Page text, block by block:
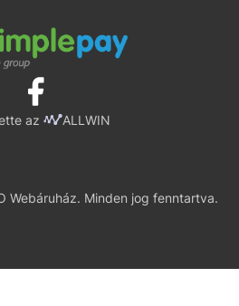
az ALLWIN
Webáruház. Minden jog fenntartva.